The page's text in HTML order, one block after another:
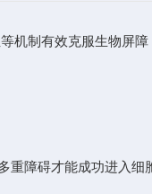
制有效克服生物屏障
障碍才能成功进入细